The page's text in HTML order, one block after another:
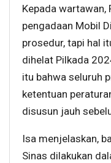
Kepada wartawan,
pengadaan Mobil
prosedur, tapi hal
dihelat Pilkada
itu bahwa seluruh
ketentuan
disusun jauh
Isa menjelaskan,
Sinas dilakukan